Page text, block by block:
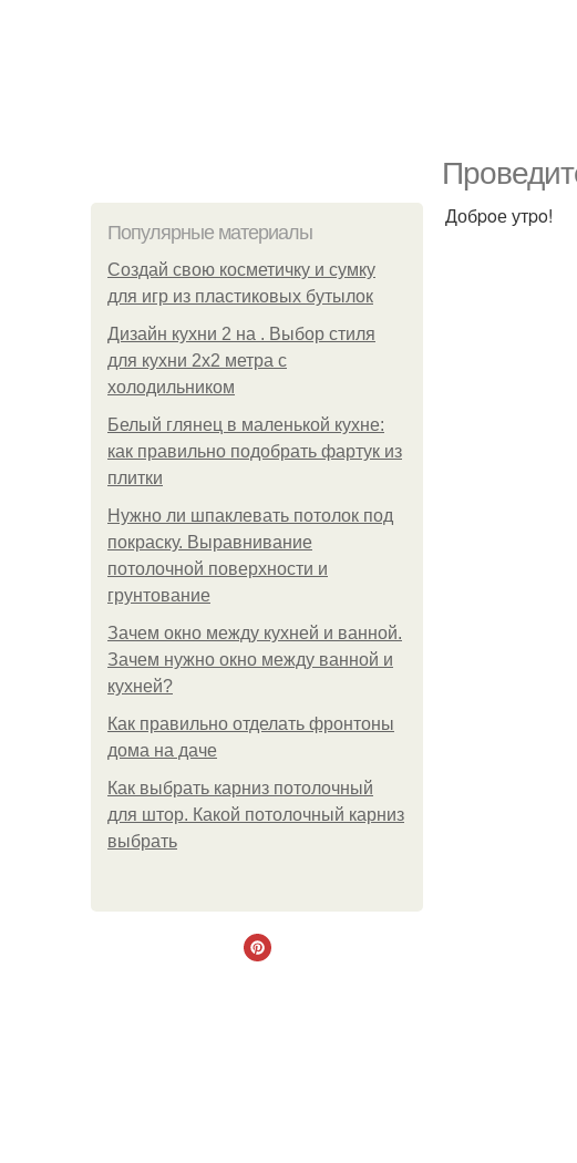
Популярные материалы
Создай свою косметичку и сумку
для игр из пластиковых бутылок
Дизайн кухни 2 на . Выбор стиля
для кухни 2х2 метра с
холодильником
Белый глянец в маленькой кухне:
как правильно подобрать фартук из
плитки
Нужно ли шпаклевать потолок под
покраску. Выравнивание
потолочной поверхности и
грунтование
Зачем окно между кухней и ванной.
Зачем нужно окно между ванной и
кухней?
Как правильно отделать фронтоны
дома на даче
Как выбрать карниз потолочный
для штор. Какой потолочный карниз
выбрать
Добpoе утpo!